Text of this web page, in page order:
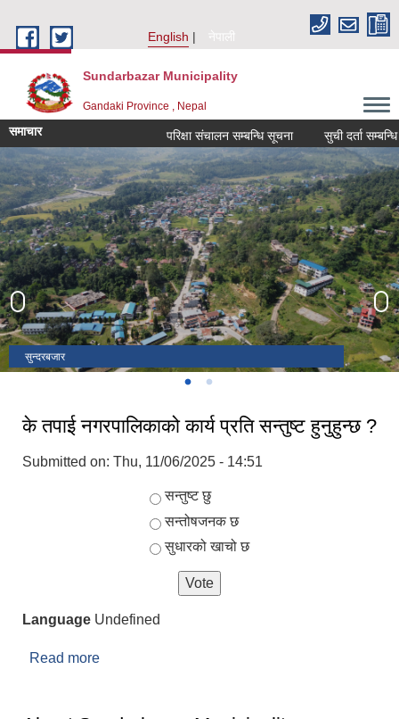
English
नेपाली
Sundarbazar Municipality
Gandaki Province , Nepal
समाचार परिक्षा संचालन सम्बन्धि सूचना सुची दर्ता सम्बन्धि सूचना
सुन्दरबजार
भोटेओडार
के तपाई नगरपालिकाको कार्य प्रति सन्तुष्ट हुनुहुन्छ ?
Submitted on: Thu, 11/06/2025 - 14:51
Choices
सन्तुष्ट छु
सन्तोषजनक छ
सुधारको खाचो छ
Language Undefined
Read more